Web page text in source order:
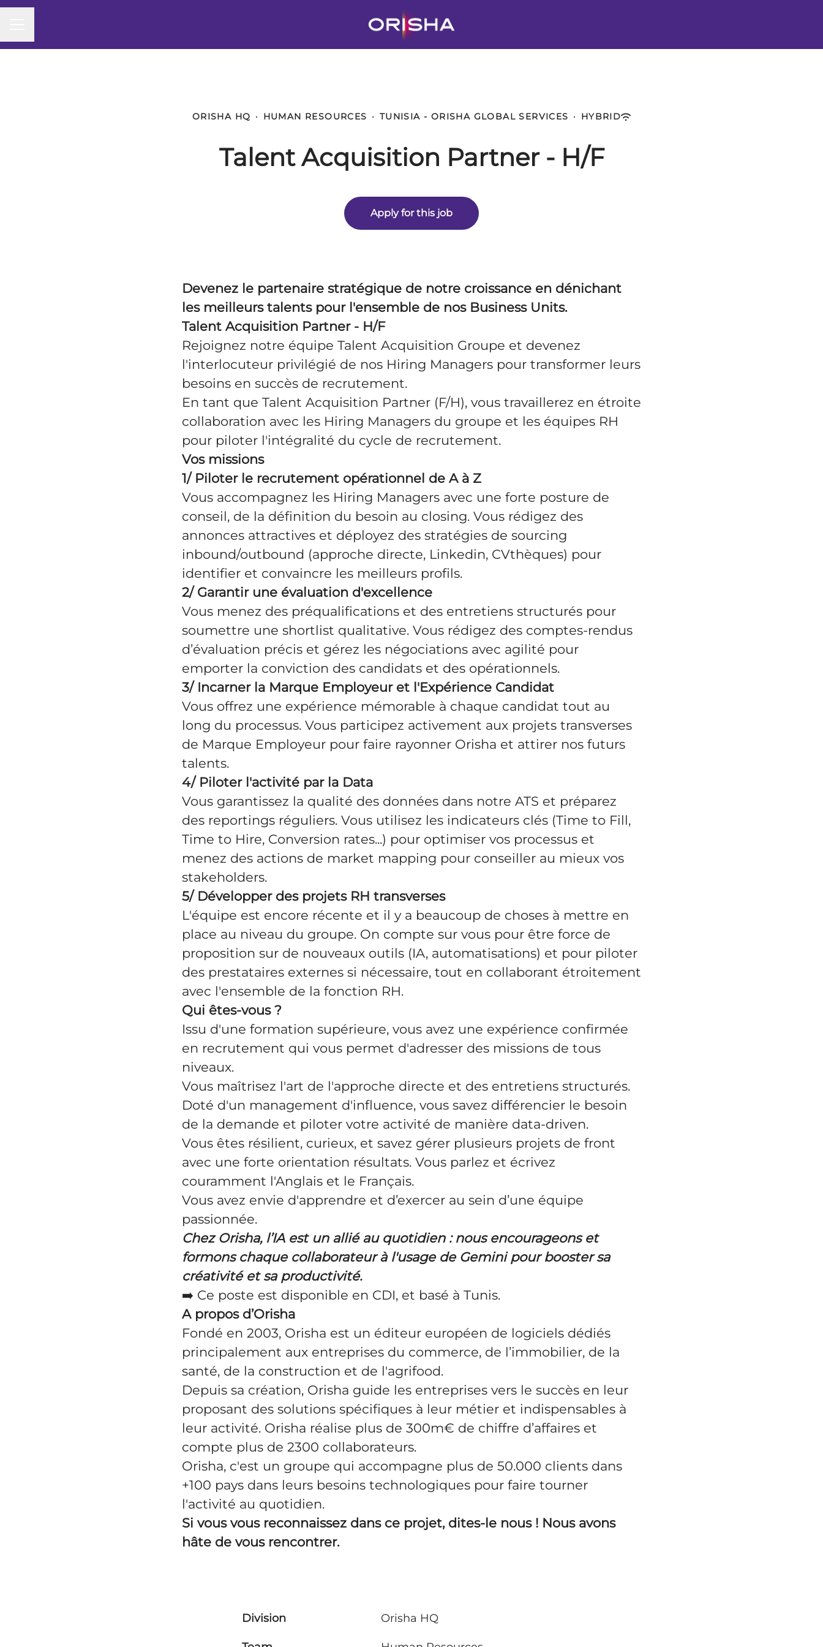
ORISHA HQ · HUMAN RESOURCES · TUNISIA - ORISHA GLOBAL SERVICES · HYBRID
Talent Acquisition Partner - H/F
Apply for this job
Devenez le partenaire stratégique de notre croissance en dénichant
les meilleurs talents pour l'ensemble de nos Business Units.
Talent Acquisition Partner - H/F
Rejoignez notre équipe Talent Acquisition Groupe et devenez
l'interlocuteur privilégié de nos Hiring Managers pour transformer leurs
besoins en succès de recrutement.
En tant que Talent Acquisition Partner (F/H), vous travaillerez en étroite
collaboration avec les Hiring Managers du groupe et les équipes RH
pour piloter l'intégralité du cycle de recrutement.
Vos missions
1/ Piloter le recrutement opérationnel de A à Z
Vous accompagnez les Hiring Managers avec une forte posture de
conseil, de la définition du besoin au closing. Vous rédigez des
annonces attractives et déployez des stratégies de sourcing
inbound/outbound (approche directe, Linkedin, CVthèques) pour
identifier et convaincre les meilleurs profils.
2/ Garantir une évaluation d'excellence
Vous menez des préqualifications et des entretiens structurés pour
soumettre une shortlist qualitative. Vous rédigez des comptes-rendus
d’évaluation précis et gérez les négociations avec agilité pour
emporter la conviction des candidats et des opérationnels.
3/ Incarner la Marque Employeur et l'Expérience Candidat
Vous offrez une expérience mémorable à chaque candidat tout au
long du processus. Vous participez activement aux projets transverses
de Marque Employeur pour faire rayonner Orisha et attirer nos futurs
talents.
4/ Piloter l'activité par la Data
Vous garantissez la qualité des données dans notre ATS et préparez
des reportings réguliers. Vous utilisez les indicateurs clés (Time to Fill,
Time to Hire, Conversion rates...) pour optimiser vos processus et
menez des actions de market mapping pour conseiller au mieux vos
stakeholders.
5/ Développer des projets RH transverses
L'équipe est encore récente et il y a beaucoup de choses à mettre en
place au niveau du groupe. On compte sur vous pour être force de
proposition sur de nouveaux outils (IA, automatisations) et pour piloter
des prestataires externes si nécessaire, tout en collaborant étroitement
avec l'ensemble de la fonction RH.
Qui êtes-vous ?
Issu d'une formation supérieure, vous avez une expérience confirmée
en recrutement qui vous permet d'adresser des missions de tous
niveaux.
Vous maîtrisez l'art de l'approche directe et des entretiens structurés.
Doté d'un management d'influence, vous savez différencier le besoin
de la demande et piloter votre activité de manière data-driven.
Vous êtes résilient, curieux, et savez gérer plusieurs projets de front
avec une forte orientation résultats. Vous parlez et écrivez
couramment l'Anglais et le Français.
Vous avez envie d'apprendre et d’exercer au sein d’une équipe
passionnée.
Chez Orisha, l’IA est un allié au quotidien : nous encourageons et
formons chaque collaborateur à l'usage de Gemini pour booster sa
créativité et sa productivité.
➡️ Ce poste est disponible en CDI, et basé à Tunis.
A propos d’Orisha
Fondé en 2003, Orisha est un éditeur européen de logiciels dédiés
principalement aux entreprises du commerce, de l’immobilier, de la
santé, de la construction et de l'agrifood.
Depuis sa création, Orisha guide les entreprises vers le succès en leur
proposant des solutions spécifiques à leur métier et indispensables à
leur activité. Orisha réalise plus de 300m€ de chiffre d’affaires et
compte plus de 2300 collaborateurs.
Orisha, c'est un groupe qui accompagne plus de 50.000 clients dans
+100 pays dans leurs besoins technologiques pour faire tourner
l'activité au quotidien.
Si vous vous reconnaissez dans ce projet, dites-le nous ! Nous avons
hâte de vous rencontrer.
Division Orisha HQ